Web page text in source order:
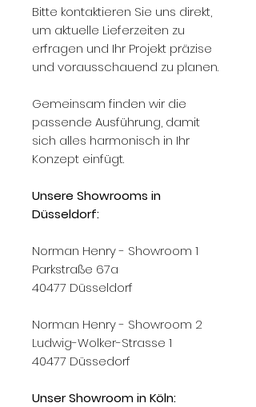
Bitte kontaktieren Sie uns direkt,
um aktuelle Lieferzeiten zu
erfragen und Ihr Projekt präzise
und vorausschauend zu planen.
Gemeinsam finden wir die
passende Ausführung, damit
sich alles harmonisch in Ihr
Konzept einfügt.
Unsere Showrooms in
Düsseldorf:
Norman Henry - Showroom 1
Parkstraße 67a
40477 Düsseldorf
Norman Henry - Showroom 2
Ludwig-Wolker-Strasse 1
40477 Düssedorf
Unser Showroom in Köln: